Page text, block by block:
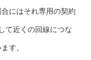
にはそれ専用の契約
て近くの回線につな
す。